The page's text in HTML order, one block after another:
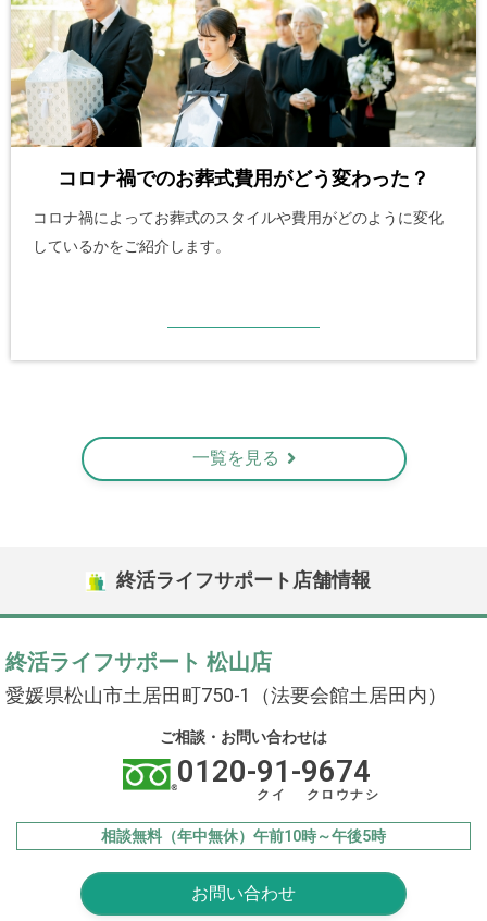
コロナ禍でのお葬式費用がどう変わった？
コロナ禍によってお葬式のスタイルや費用がどのように変化
しているかをご紹介します。
一覧を見る
終活ライフサポート店舗情報
終活ライフサポート 松山店
愛媛県松山市土居田町750-1（法要会館土居田内）
ご相談・お問い合わせは
0120-91-9674
クイ クロウナシ
相談無料（年中無休）午前10時～午後5時
お問い合わせ